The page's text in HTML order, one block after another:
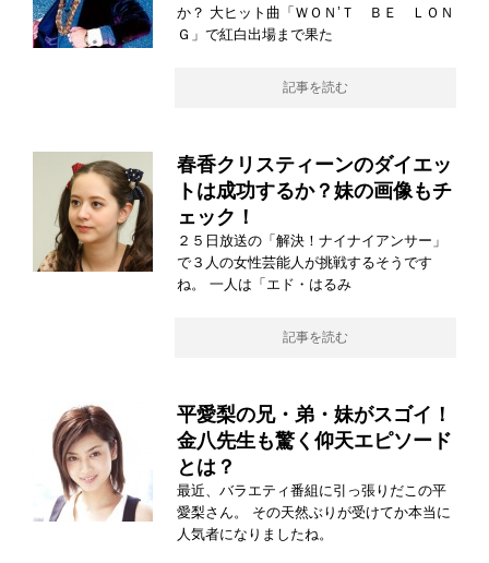
か？ 大ヒット曲「ＷＯＮ’Ｔ ＢＥ ＬＯＮ
Ｇ」で紅白出場まで果た
記事を読む
春香クリスティーンのダイエッ
トは成功するか？妹の画像もチ
ェック！
２５日放送の「解決！ナイナイアンサー」
で３人の女性芸能人が挑戦するそうです
ね。 一人は「エド・はるみ
記事を読む
平愛梨の兄・弟・妹がスゴイ！
金八先生も驚く仰天エピソード
とは？
最近、バラエティ番組に引っ張りだこの平
愛梨さん。 その天然ぶりが受けてか本当に
人気者になりましたね。